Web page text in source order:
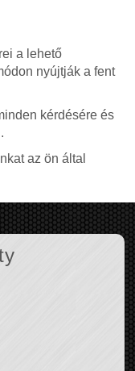
a lehető
nyújtják a fent
kérdésére és
az ön által